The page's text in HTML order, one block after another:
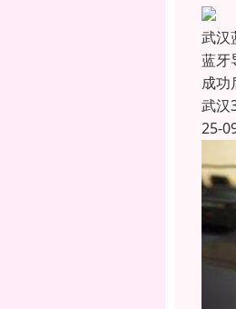
武汉
蓝牙
成功
武汉
25-